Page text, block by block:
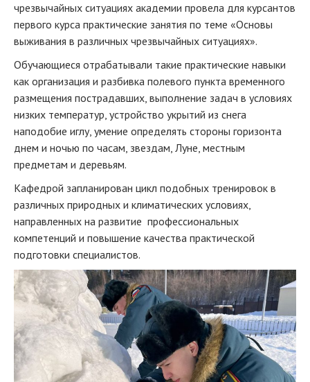
чрезвычайных ситуациях академии провела для курсантов
первого курса практические занятия по теме «Основы
выживания в различных чрезвычайных ситуациях».
Обучающиеся отрабатывали такие практические навыки
как организация и разбивка полевого пункта временного
размещения пострадавших, выполнение задач в условиях
низких температур, устройство укрытий из снега
наподобие иглу, умение определять стороны горизонта
днем и ночью по часам, звездам, Луне, местным
предметам и деревьям.
Кафедрой запланирован цикл подобных тренировок в
различных природных и климатических условиях,
направленных на развитие профессиональных
компетенций и повышение качества практической
подготовки специалистов.